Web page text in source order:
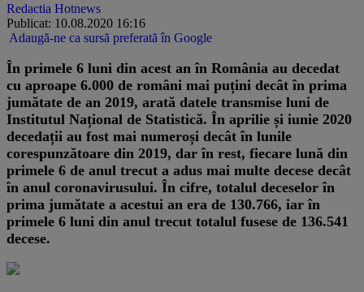
Redactia Hotnews
Publicat: 10.08.2020 16:16
Adaugă-ne ca sursă preferată în Google
​​În primele 6 luni din acest an în România au decedat
cu aproape 6.000 de români mai puțini decât în prima
jumătate de an 2019, arată datele transmise luni de
Institutul Național de Statistică. În aprilie și iunie 2020
decedații au fost mai numeroși decât în lunile
corespunzătoare din 2019, dar în rest, fiecare lună din
primele 6 de anul trecut a adus mai multe decese decât
în anul coronavirusului. În cifre, totalul deceselor în
prima jumătate a acestui an era de 130.766, iar în
primele 6 luni din anul trecut totalul fusese de 136.541
decese.